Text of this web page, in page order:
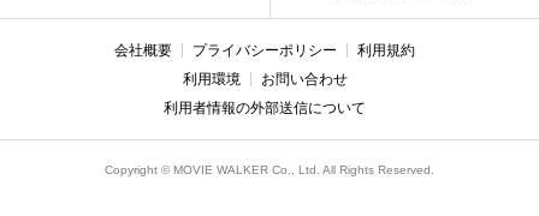
会社概要 プライバシーポリシー
利用規約
利用環境
お問い合わせ
利用者情報の外部送信について
Copyright © MOVIE WALKER Co., Ltd. All Rights Reserved.